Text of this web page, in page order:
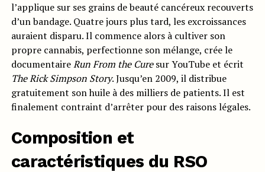
l’applique sur ses grains de beauté cancéreux recouverts
d’un bandage. Quatre jours plus tard, les excroissances
auraient disparu. Il commence alors à cultiver son
propre cannabis, perfectionne son mélange, crée le
documentaireRun From the Curesur YouTube et écrit
The Rick Simpson Story. Jusqu’en 2009, il distribue
gratuitement son huile à des milliers de patients. Il est
finalement contraint d’arrêter pour des raisons légales.
Composition et
caractéristiques du RSO